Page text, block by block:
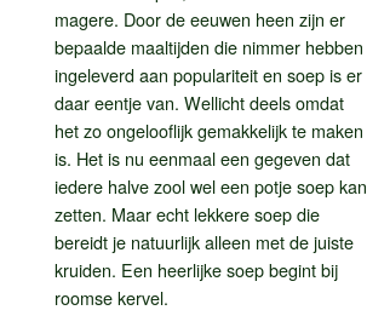
magere. Door de eeuwen heen zijn er
bepaalde maaltijden die nimmer hebben
ingeleverd aan populariteit en soep is er
daar eentje van. Wellicht deels omdat
het zo ongelooflijk gemakkelijk te maken
is. Het is nu eenmaal een gegeven dat
iedere halve zool wel een potje soep kan
zetten. Maar echt lekkere soep die
bereidt je natuurlijk alleen met de juiste
kruiden. Een heerlijke soep begint bij
roomse kervel.